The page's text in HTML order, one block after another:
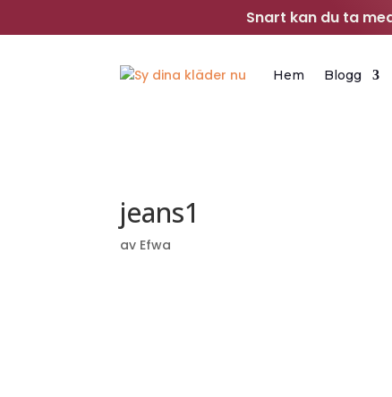
Snart kan du ta
Hem Blogg
jeans1
av Efwa